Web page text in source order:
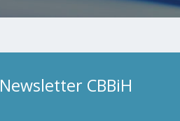
Newsletter CBBiH